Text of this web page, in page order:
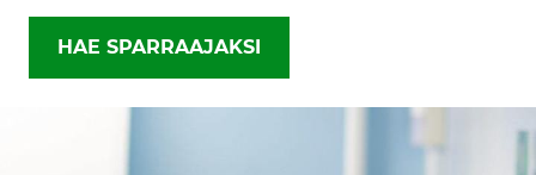
HAE SPARRAAJAKSI